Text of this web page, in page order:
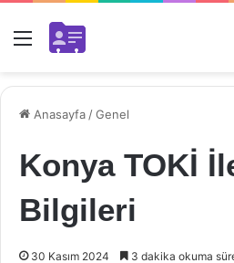
Menü
Anasayfa /Genel
Konya TOKİ
Bilgileri
30 Kasım 2024 3 dakika okuma